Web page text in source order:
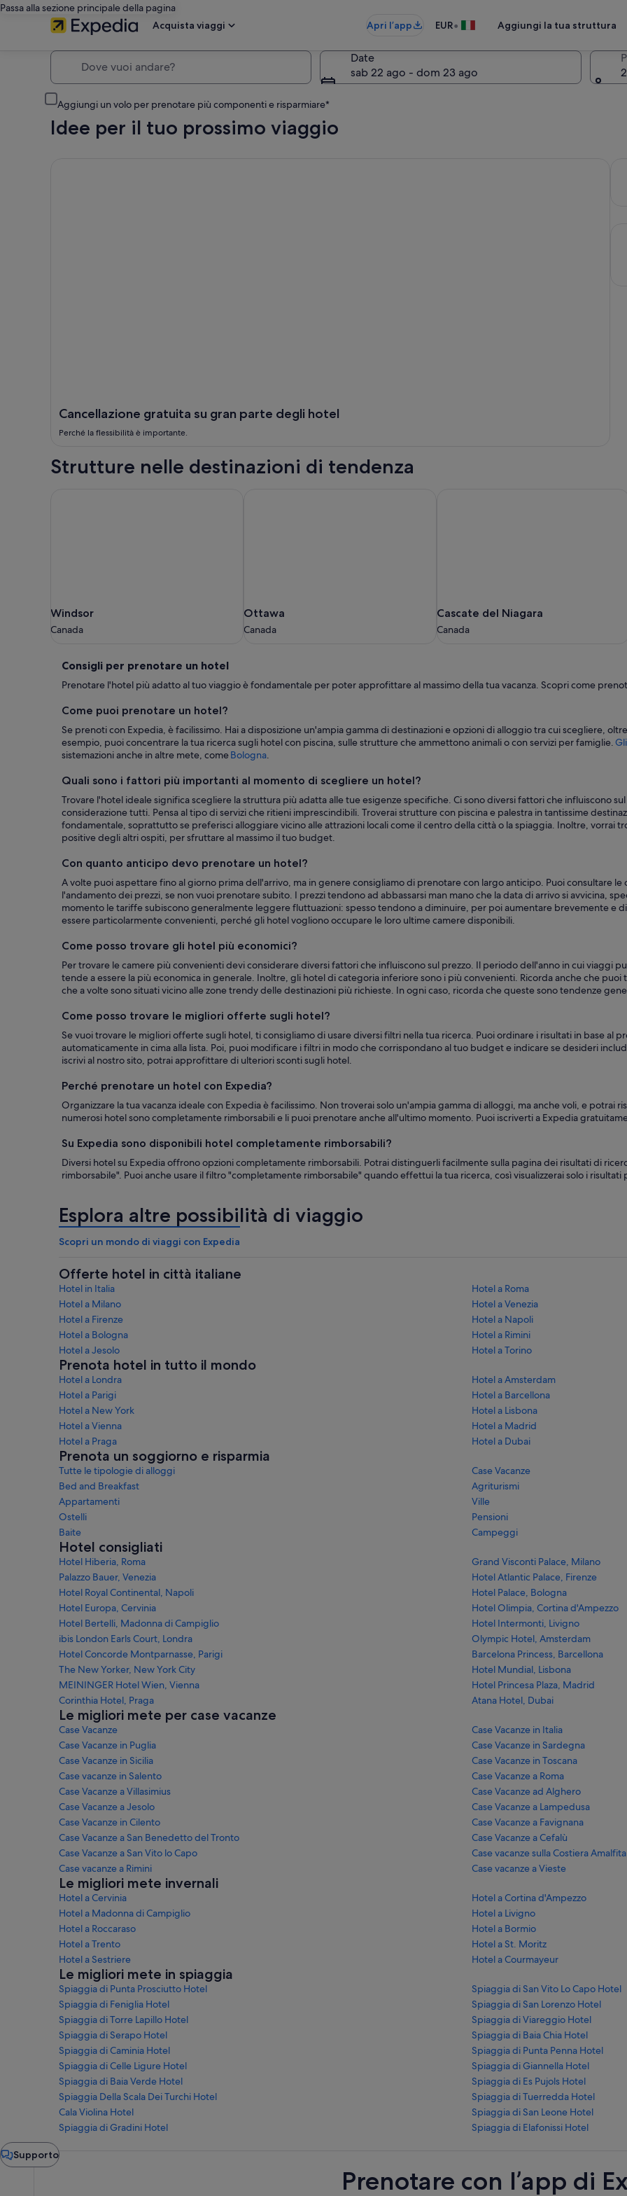
Passa alla sezione principale della pagina
Acquista viaggi
Apri l’app EUR• Aggiungi la tua struttura
Date
sab 22 ago - dom 23 ago
Aggiungi un volo per prenotare più componenti e risparmiare*
Idee per il tuo prossimo viaggio
Cancellazione gratuita su gran parte degli hotel
Perché la flessibilità è importante.
Strutture nelle destinazioni di tendenza
Windsor
Canada
Windsor
Canada
Ottawa
Canada
Ottawa
Canada
Cascate
del
Cascate del Niagara
Canada
Consigli
per
prenotare
un
hotel
Consigli per prenotare un hotel
Prenotare l'hotel più adatto al tuo viaggio è fondamentale per poter approfittare al massimo della tua vacanza. Scopri come
Come puoi prenotare un hotel?
Se prenoti con Expedia, è facilissimo. Hai a disposizione un'ampia gamma di destinazioni e opzioni di alloggio tra cui scegliere,
esempio, puoi concentrare la tua ricerca sugli hotel con piscina, sulle strutture che ammettono animali o con servizi per famiglie.
sistemazioni anche in altre mete, comeBologna.
Quali sono i fattori più importanti al momento di scegliere un hotel?
Trovare l'hotel ideale significa scegliere la struttura più adatta alle tue esigenze specifiche. Ci sono diversi fattori che influiscono
considerazione tutti. Pensa al tipo di servizi che ritieni imprescindibili. Troverai strutture con piscina e palestra in tantissime
fondamentale, soprattutto se preferisci alloggiare vicino alle attrazioni locali come il centro della città o la spiaggia. Inoltre, vorrai
positive degli altri ospiti, per sfruttare al massimo il tuo budget.
Con quanto anticipo devo prenotare un hotel?
A volte puoi aspettare fino al giorno prima dell'arrivo, ma in genere consigliamo di prenotare con largo anticipo. Puoi consultare
l'andamento dei prezzi, se non vuoi prenotare subito. I prezzi tendono ad abbassarsi man mano che la data di arrivo si avvicina,
momento le tariffe subiscono generalmente leggere fluttuazioni: spesso tendono a diminuire, per poi aumentare brevemente e
essere particolarmente convenienti, perché gli hotel vogliono occupare le loro ultime camere disponibili.
Come posso trovare gli hotel più economici?
Per trovare le camere più convenienti devi considerare diversi fattori che influiscono sul prezzo. Il periodo dell'anno in cui viaggi
tende a essere la più economica in generale. Inoltre, gli hotel di categoria inferiore sono i più convenienti. Ricorda anche che
che a volte sono situati vicino alle zone trendy delle destinazioni più richieste. In ogni caso, ricorda che queste sono tendenze
Come posso trovare le migliori offerte sugli hotel?
Se vuoi trovare le migliori offerte sugli hotel, ti consigliamo di usare diversi filtri nella tua ricerca. Puoi ordinare i risultati in base al
automaticamente in cima alla lista. Poi, puoi modificare i filtri in modo che corrispondano al tuo budget e indicare se desideri
iscrivi al nostro sito, potrai approfittare di ulteriori sconti sugli hotel.
Perché prenotare un hotel con Expedia?
Organizzare la tua vacanza ideale con Expedia è facilissimo. Non troverai solo un'ampia gamma di alloggi, ma anche voli, e
numerosi hotel sono completamente rimborsabili e li puoi prenotare anche all'ultimo momento. Puoi iscriverti a Expedia
Su Expedia sono disponibili hotel completamente rimborsabili?
Diversi hotel su Expedia offrono opzioni completamente rimborsabili. Potrai distinguerli facilmente sulla pagina dei risultati di
rimborsabile". Puoi anche usare il filtro "completamente rimborsabile" quando effettui la tua ricerca, così visualizzerai solo i
Esplora altre possibilità di viaggio
Scopri un mondo di viaggi con Expedia
Offerte hotel in città italiane
Hotel in Italia
Hotel a Roma
Hotel a Milano
Hotel a Venezia
Hotel a Firenze
Hotel a Napoli
Hotel a Bologna
Hotel a Rimini
Hotel a Jesolo
Hotel a Torino
Prenota hotel in tutto il mondo
Hotel a Londra
Hotel a Amsterdam
Hotel a Parigi
Hotel a Barcellona
Hotel a New York
Hotel a Lisbona
Hotel a Vienna
Hotel a Madrid
Hotel a Praga
Hotel a Dubai
Prenota un soggiorno e risparmia
Tutte le tipologie di alloggi
Case Vacanze
Bed and Breakfast
Agriturismi
Appartamenti
Ville
Ostelli
Pensioni
Baite
Campeggi
Hotel consigliati
Hotel Hiberia, Roma
Grand Visconti Palace, Milano
Palazzo Bauer, Venezia
Hotel Atlantic Palace, Firenze
Hotel Royal Continental, Napoli
Hotel Palace, Bologna
Hotel Europa, Cervinia
Hotel Olimpia, Cortina d'Ampezzo
Hotel Bertelli, Madonna di Campiglio
Hotel Intermonti, Livigno
ibis London Earls Court, Londra
Olympic Hotel, Amsterdam
Hotel Concorde Montparnasse, Parigi
Barcelona Princess, Barcellona
The New Yorker, New York City
Hotel Mundial, Lisbona
MEININGER Hotel Wien, Vienna
Hotel Princesa Plaza, Madrid
Corinthia Hotel, Praga
Atana Hotel, Dubai
Le migliori mete per case vacanze
Case Vacanze
Case Vacanze in Italia
Case Vacanze in Puglia
Case Vacanze in Sardegna
Case Vacanze in Sicilia
Case Vacanze in Toscana
Case vacanze in Salento
Case Vacanze a Roma
Case Vacanze a Villasimius
Case Vacanze ad Alghero
Case Vacanze a Jesolo
Case Vacanze a Lampedusa
Case Vacanze in Cilento
Case Vacanze a Favignana
Case Vacanze a San Benedetto del Tronto
Case Vacanze a Cefalù
Case Vacanze a San Vito lo Capo
Case vacanze sulla Costiera
Case vacanze a Rimini
Case vacanze a Vieste
Le migliori mete invernali
Hotel a Cervinia
Hotel a Cortina d'Ampezzo
Hotel a Madonna di Campiglio
Hotel a Livigno
Hotel a Roccaraso
Hotel a Bormio
Hotel a Trento
Hotel a St. Moritz
Hotel a Sestriere
Hotel a Courmayeur
Le migliori mete in spiaggia
Spiaggia di Punta Prosciutto Hotel
Spiaggia di San Vito Lo Capo Hotel
Spiaggia di Feniglia Hotel
Spiaggia di San Lorenzo Hotel
Spiaggia di Torre Lapillo Hotel
Spiaggia di Viareggio Hotel
Spiaggia di Serapo Hotel
Spiaggia di Baia Chia Hotel
Spiaggia di Caminia Hotel
Spiaggia di Punta Penna Hotel
Spiaggia di Celle Ligure Hotel
Spiaggia di Giannella Hotel
Spiaggia di Baia Verde Hotel
Spiaggia di Es Pujols Hotel
Spiaggia Della Scala Dei Turchi Hotel
Spiaggia di Tuerredda Hotel
Cala Violina Hotel
Spiaggia di San Leone Hotel
Spiaggia di Gradini Hotel
Spiaggia di Elafonissi Hotel
Supporto
Finestra
della
Prenotare con l’app di